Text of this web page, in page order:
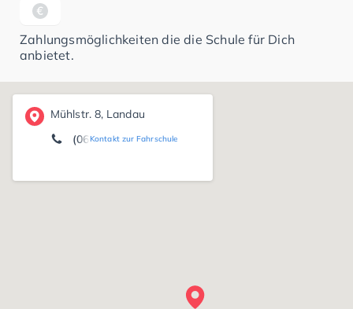
Zahlungsmöglichkeiten die die Schule für Dich
anbietet.
Mühlstr. 8, Landau
Kontakt zur Fahrschule
(06349) 69 43